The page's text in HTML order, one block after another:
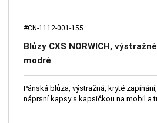
#CN-1112-001-155
Blůzy CXS NORWICH,
modré
Pánská blůza, výstražná, kryté
náprsní kapsy s kapsičkou na mobil a